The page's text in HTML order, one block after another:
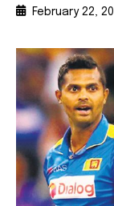
February 22,